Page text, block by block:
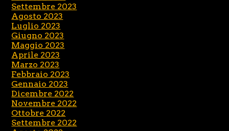
Settembre 2023
Agosto 2023
Luglio 2023
Giugno 2023
Maggio 2023
Aprile 2023
Marzo 2023
Febbraio 2023
Gennaio 2023
Dicembre 2022
Novembre 2022
Ottobre 2022
Settembre 2022